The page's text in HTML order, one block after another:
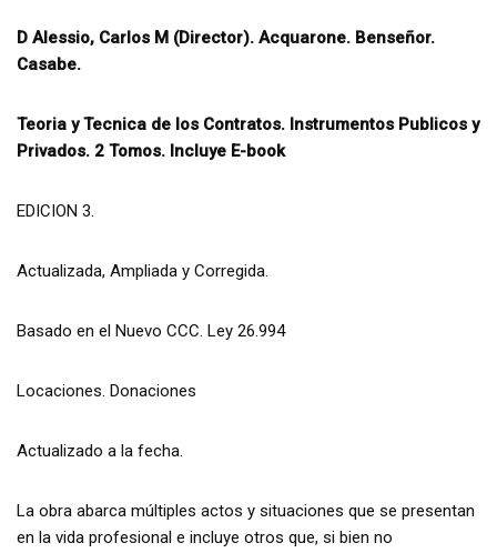
D Alessio, Carlos M (Director). Acquarone. Benseñor.
Casabe.
Teoria y Tecnica de los Contratos. Instrumentos Publicos y
Privados. 2 Tomos. Incluye E-book
EDICION 3.
Actualizada, Ampliada y Corregida.
Basado en el Nuevo CCC. Ley 26.994
Locaciones. Donaciones
Actualizado a la fecha.
La obra abarca múltiples actos y situaciones que se presentan
en la vida profesional e incluye otros que, si bien no